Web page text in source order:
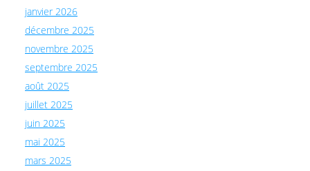
janvier 2026
décembre 2025
novembre 2025
septembre 2025
août 2025
juillet 2025
juin 2025
mai 2025
mars 2025